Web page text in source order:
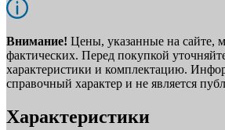
Внимание! Цены, указанные на сайте,
фактических. Перед покупкой
характеристики и комплектацию.
справочный характер и не является
Характеристики